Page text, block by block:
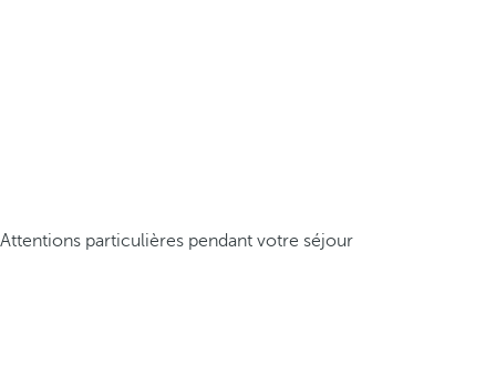
Attentions particulières pendant votre séjour